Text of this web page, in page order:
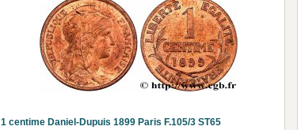
1 centime Daniel-Dupuis 1899 Paris F.105/3 ST65